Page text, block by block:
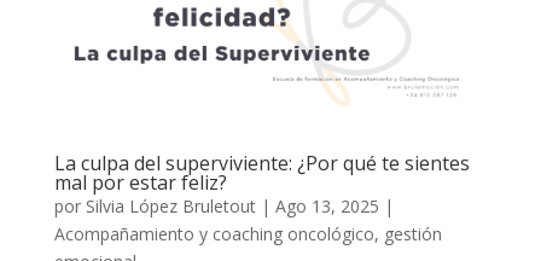
La culpa del superviviente: ¿Por qué te sientes
mal por estar feliz?
por Silvia López Bruletout| Ago 13, 2025 |
Acompañamiento y coaching oncológico, gestión